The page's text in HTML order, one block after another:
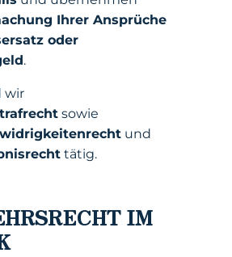
Ihrer Ansprüche
oder
.
wir
sowie
und
tätig.
IM